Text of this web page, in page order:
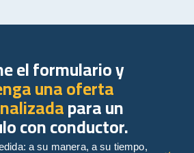
el formulario y
una oferta
para un
con conductor.
a su manera, a su tiempo,